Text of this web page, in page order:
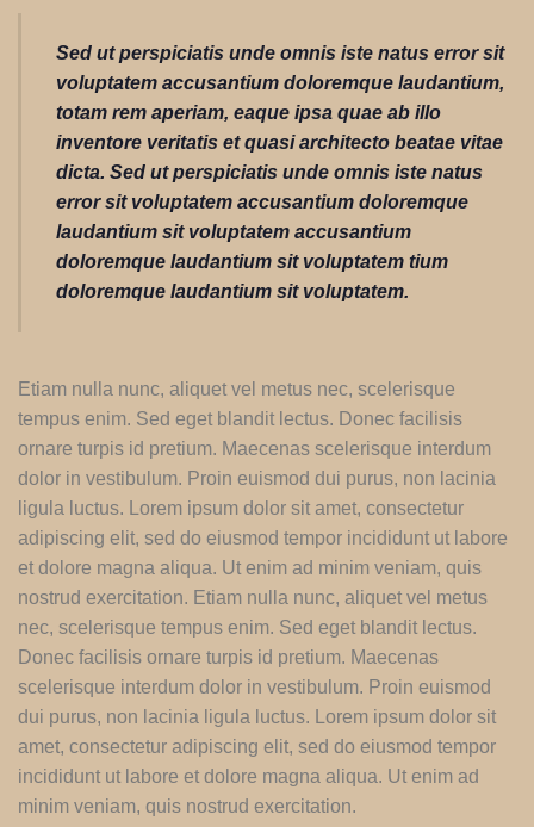
Sed ut perspiciatis unde omnis iste natus error sit
voluptatem accusantium doloremque laudantium,
totam rem aperiam, eaque ipsa quae ab illo
inventore veritatis et quasi architecto beatae vitae
dicta. Sed ut perspiciatis unde omnis iste natus
error sit voluptatem accusantium doloremque
laudantium sit voluptatem accusantium
doloremque laudantium sit voluptatem tium
doloremque laudantium sit voluptatem.
Etiam nulla nunc, aliquet vel metus nec, scelerisque
tempus enim. Sed eget blandit lectus. Donec facilisis
ornare turpis id pretium. Maecenas scelerisque interdum
dolor in vestibulum. Proin euismod dui purus, non lacinia
ligula luctus. Lorem ipsum dolor sit amet, consectetur
adipiscing elit, sed do eiusmod tempor incididunt ut labore
et dolore magna aliqua. Ut enim ad minim veniam, quis
nostrud exercitation. Etiam nulla nunc, aliquet vel metus
nec, scelerisque tempus enim. Sed eget blandit lectus.
Donec facilisis ornare turpis id pretium. Maecenas
scelerisque interdum dolor in vestibulum. Proin euismod
dui purus, non lacinia ligula luctus. Lorem ipsum dolor sit
amet, consectetur adipiscing elit, sed do eiusmod tempor
incididunt ut labore et dolore magna aliqua. Ut enim ad
minim veniam, quis nostrud exercitation.